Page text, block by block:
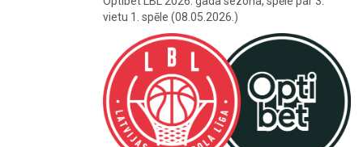
vietu 1. spēle (08.05.2026.)